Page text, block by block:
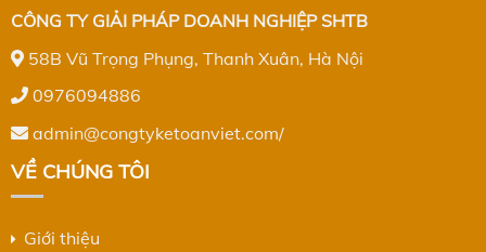
CÔNG TY GIẢI PHÁP DOANH NGHIỆP SHTB
58B Vũ Trọng Phụng, Thanh Xuân, Hà Nội
0976094886
admin@congtyketoanviet.com/
VỀ CHÚNG TÔI
Giới thiệu